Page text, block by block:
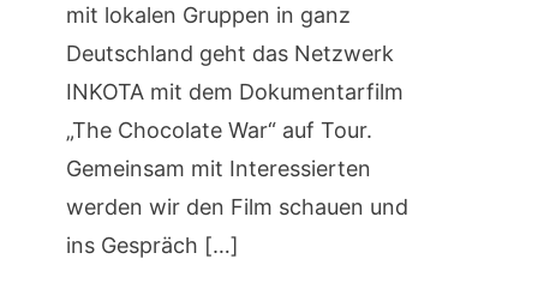
mit lokalen Gruppen in ganz
Deutschland geht das Netzwerk
INKOTA mit dem Dokumentarfilm
„The Chocolate War“ auf Tour.
Gemeinsam mit Interessierten
werden wir den Film schauen und
ins Gespräch […]